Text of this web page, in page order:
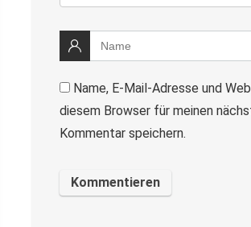
Name, E-Mail-Adresse und
diesem Browser für meinen
Kommentar speichern.